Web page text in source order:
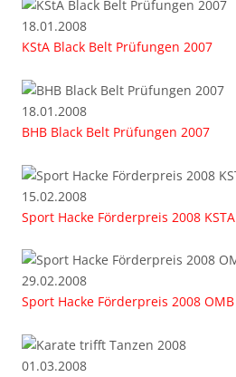
18.01.2008
KStA Black Belt Prüfungen 2007
18.01.2008
BHB Black Belt Prüfungen 2007
15.02.2008
Sport Hacke Förderpreis 2008 KSTA
29.02.2008
Sport Hacke Förderpreis 2008 OMB
01.03.2008